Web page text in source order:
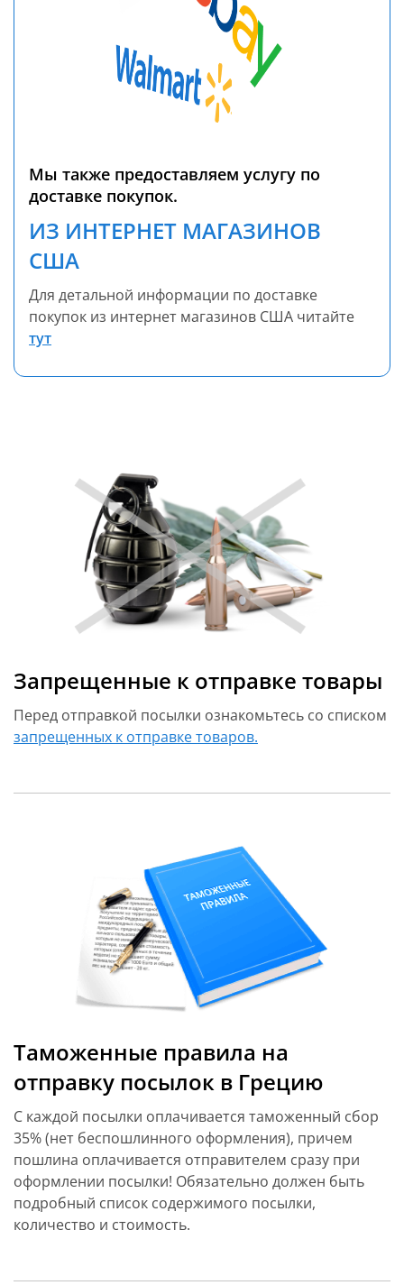
Мы также предоставляем услугу по
доставке покупок.
ИЗ ИНТЕРНЕТ МАГАЗИНОВ
США
Для детальной информации по доставке
покупок из интернет магазинов США читайте
тут
Запрещенные к отправке товары
Перед отправкой посылки ознакомьтесь со списком
запрещенных к отправке товаров.
Таможенные правила на
отправку посылок в Грецию
С каждой посылки оплачивается таможенный сбор
35% (нет беспошлинного оформления), причем
пошлина оплачивается отправителем сразу при
оформлении посылки! Обязательно должен быть
подробный список содержимого посылки,
количество и стоимость.